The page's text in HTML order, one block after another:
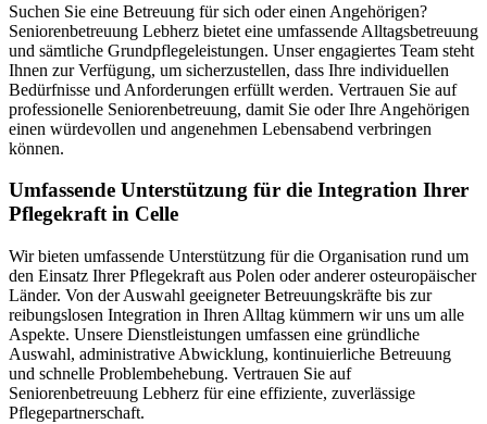
Suchen Sie eine Betreuung für sich oder einen Angehörigen?
Seniorenbetreuung Lebherz bietet eine umfassende Alltagsbetreuung
und sämtliche Grundpflegeleistungen. Unser engagiertes Team steht
Ihnen zur Verfügung, um sicherzustellen, dass Ihre individuellen
Bedürfnisse und Anforderungen erfüllt werden. Vertrauen Sie auf
professionelle Seniorenbetreuung, damit Sie oder Ihre Angehörigen
einen würdevollen und angenehmen Lebensabend verbringen
können.
Umfassende Unterstützung für die Integration Ihrer
Pflegekraft in Celle
Wir bieten umfassende Unterstützung für die Organisation rund um
den Einsatz Ihrer Pflegekraft aus Polen oder anderer osteuropäischer
Länder. Von der Auswahl geeigneter Betreuungskräfte bis zur
reibungslosen Integration in Ihren Alltag kümmern wir uns um alle
Aspekte. Unsere Dienstleistungen umfassen eine gründliche
Auswahl, administrative Abwicklung, kontinuierliche Betreuung
und schnelle Problembehebung. Vertrauen Sie auf
Seniorenbetreuung Lebherz für eine effiziente, zuverlässige
Pflegepartnerschaft.